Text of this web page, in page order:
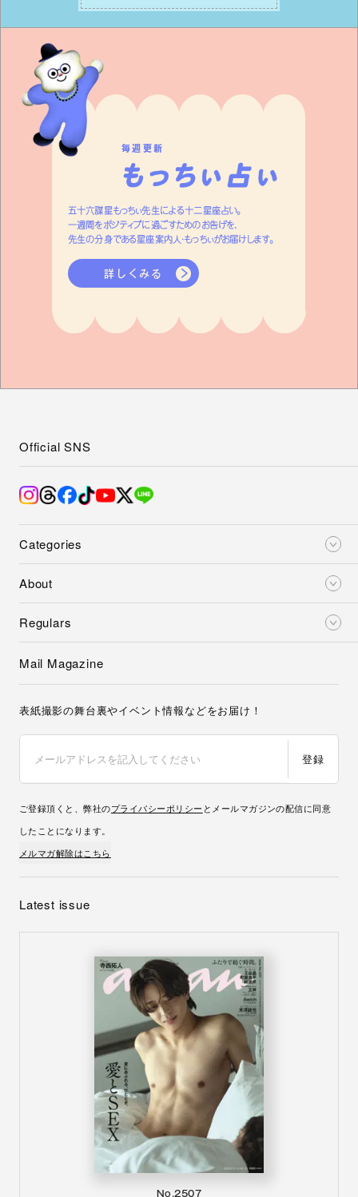
いきます。
毎週更新
五十六謀星もっちぃ先生による十二星座占い。
一週間をポジティブに過ごすためのお告げを、
先生の分身である星座案内人・もっちぃがお届けします。
詳しくみる
Categories
About
Regulars
Official SNS
Mail Magazine
表紙撮影の舞台裏やイベント情報などをお届け！
登録
ご登録頂くと、弊社のプライバシーポリシー とメールマガジンの配信に同意
したことになります。
メルマガ解除はこちら
Latest issue
No.2507